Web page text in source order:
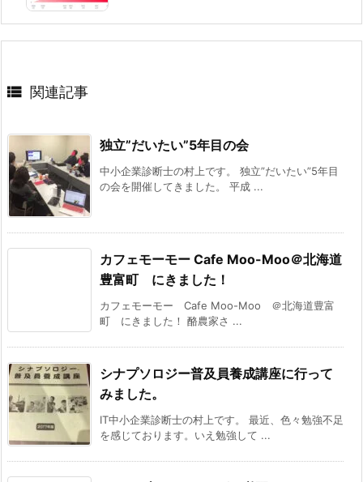
 関連記事
独立”だいたい”5年目の会
中小企業診断士の村上です。 独立”だいたい”5年目
の会を開催してきました。 平成 ...
カフェモーモー Cafe Moo-Moo＠北海道
豊富町 にきました！
カフェモーモー Cafe Moo-Moo ＠北海道豊富
町 にきました！ 酪農家さ ...
シナプソロジー普及員養成講座に行って
みました。
IT中小企業診断士の村上です。 最近、色々勉強不足
を感じております。いえ勉強して ...